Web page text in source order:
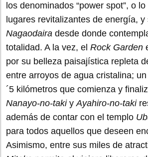
los denominados “power spot”, o
lugares revitalizantes de energía,
Nagaodaira desde donde
totalidad. A la vez, el Rock Garden
por su belleza paisajística repleta
entre arroyos de agua cristalina;
´5 kilómetros que comienza y
Nanayo-no-takiyAyahiro-no-taki
además de contar con el templo
para todos aquellos que deseen
Asimismo, entre sus miles de